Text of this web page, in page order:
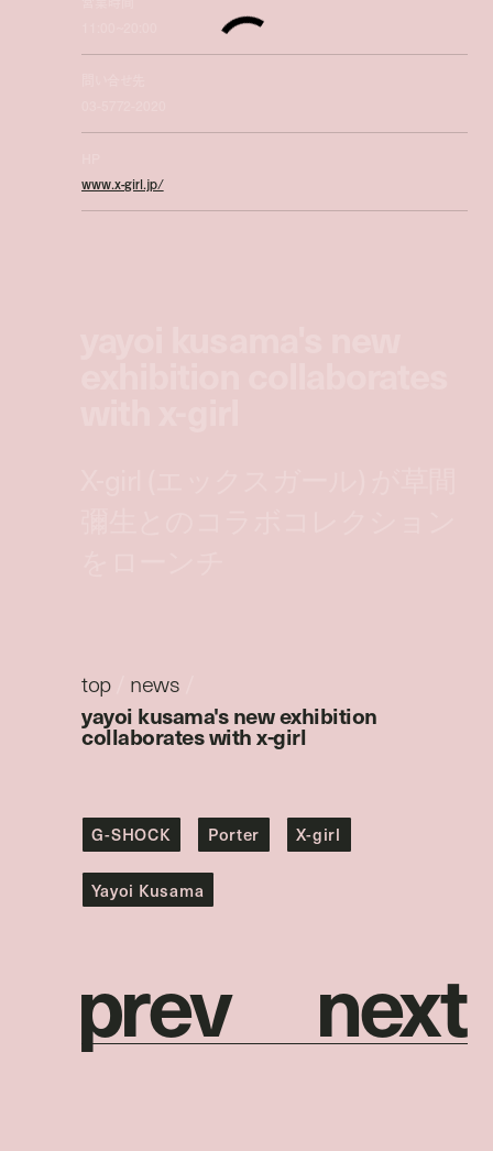
www.x-girl.jp/
top/ news
yayoi kusama's new exhibition
collaborates with x-girl
G-SHOCK Porter X-girl
Yayoi Kusama
prev next